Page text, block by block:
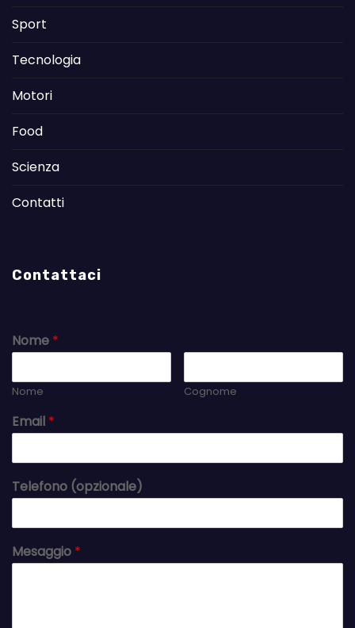
Sport
Tecnologia
Motori
Food
Scienza
Contatti
Contattaci
Nome *
Nome Cognome
Email *
Telefono (opzionale)
Mesaggio *